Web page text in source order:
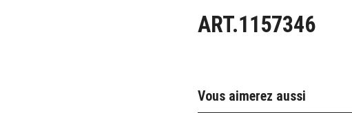
ART.1157346
Vous aimerez aussi